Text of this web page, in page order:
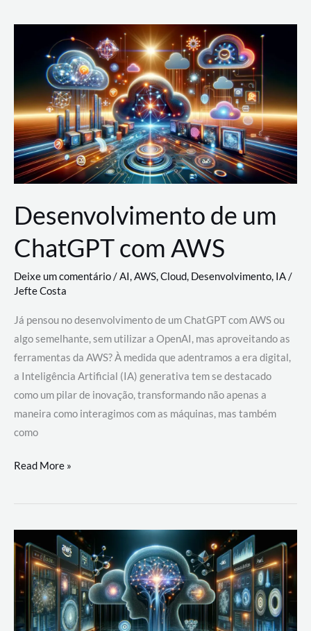
Nuvem:
Google
Cloud,
AWS
e
Azure
Desenvolvimento de um
ChatGPT com AWS
Deixe um comentário/AI,AWS,Cloud, Desenvolvimento, IA/
Jefte Costa
Já pensou no desenvolvimento de um ChatGPT com AWS ou
algo semelhante, sem utilizar a OpenAI, mas aproveitando as
ferramentas da AWS? À medida que adentramos a era digital,
a Inteligência Artificial (IA) generativa tem se destacado
como um pilar de inovação, transformando não apenas a
maneira como interagimos com as máquinas, mas também
como
Desenvolvimento
um
com
AWS
Read More »